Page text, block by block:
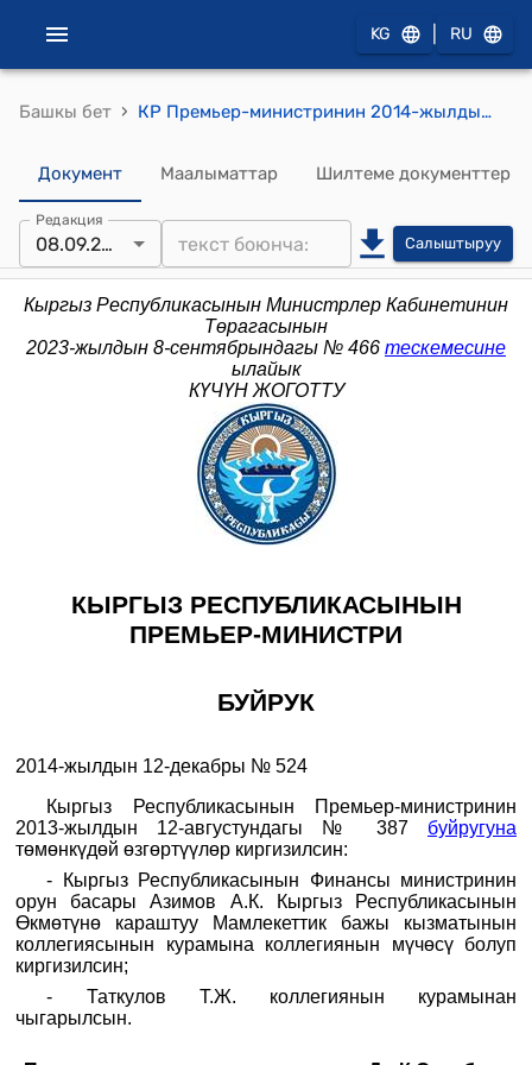
KG RU
Башкы бет › КР Премьер-министринин 2014-жылдын 12-декабрындагы № 524 (Премьер-министринин 2013-жылдын 12-августундагы № 387 буйругуна өзгөртүүлөрдү киргизүү жөнүндө) буйругу
Документ Маалыматтар Шилтеме документтер
Редакция
08.09.2023 Салыштыруу